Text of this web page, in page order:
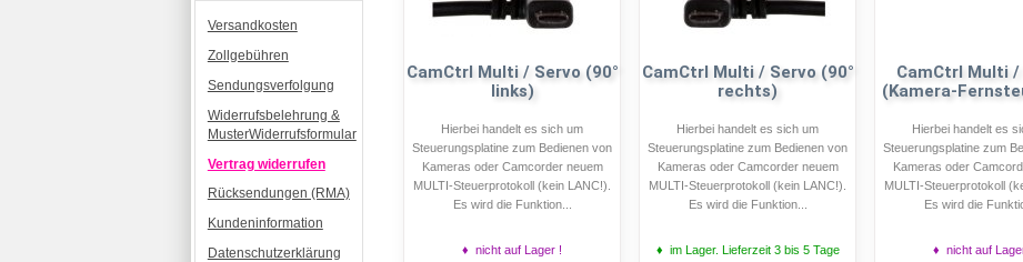
Versandkosten
Zollgebühren
Sendungsverfolgung
Widerrufsbelehrung &
MusterWiderrufsformular
Vertrag widerrufen
Rücksendungen (RMA)
Kundeninformation
Datenschutzerklärung
CamCtrl Multi / Servo (90°
links)
Hierbei handelt es sich um
Steuerungsplatine zum Bedienen von
Kameras oder Camcorder neuem
MULTI-Steuerprotokoll (kein LANC!).
Es wird die Funktion...
♦ nicht auf Lager !
CamCtrl Multi / Servo (90°
rechts)
Hierbei handelt es sich um
Steuerungsplatine zum Bedienen von
Kameras oder Camcorder neuem
MULTI-Steuerprotokoll (kein LANC!).
Es wird die Funktion...
♦ im Lager. Lieferzeit 3 bis 5 Tage
CamCtrl Multi /
(Kamera-
Hierbei handelt es
Steuerungsplatine zum
Kameras oder
MULTI-Steuerprotokoll
Es wird die
♦ nicht auf